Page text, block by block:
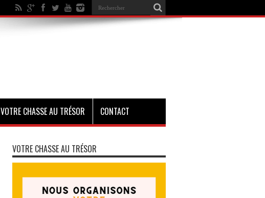
VOTRE CHASSE AU TRÉSOR CONTACT
VOTRE CHASSE AU TRÉSOR